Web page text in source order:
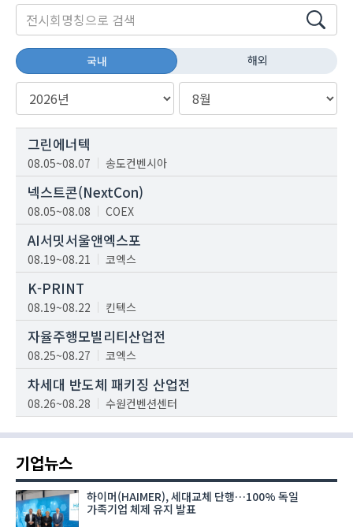
국내 해외
그린에너텍
08.05~08.07 송도컨벤시아
넥스트콘(NextCon)
08.05~08.08 COEX
AI서밋서울앤엑스포
08.19~08.21 코엑스
K-PRINT
08.19~08.22 킨텍스
자율주행모빌리티산업전
08.25~08.27 코엑스
차세대 반도체 패키징 산업전
08.26~08.28 수원컨벤션센터
기업뉴스
하이머(HAIMER), 세대교체 단행…100% 독일
가족기업 체제 유지 발표